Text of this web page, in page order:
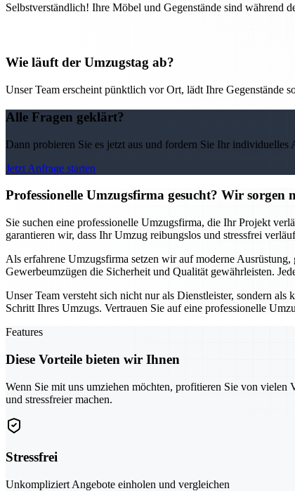
Selbstverständlich! Ihre Möbel und Gegenstände sind während
Wie läuft der Umzugstag ab?
Unser Team erscheint pünktlich vor Ort, lädt Ihre Gegenstände
Alle Fragen geklärt?
Dann probieren Sie es jetzt aus und fordern Sie Ihr individuelles
Jetzt Anfrage starten
Professionelle Umzugsfirma gesucht? Wir
Sie suchen eine professionelle Umzugsfirma, die Ihr Projekt
garantieren wir, dass Ihr Umzug reibungslos und stressfrei
Als erfahrene Umzugsfirma setzen wir auf moderne
Gewerbeumzügen die Sicherheit und Qualität gewährleisten.
Unser Team versteht sich nicht nur als Dienstleister, sondern
Schritt Ihres Umzugs. Vertrauen Sie auf eine professionelle
Features
Diese Vorteile bieten wir Ihnen
Wenn Sie mit uns umziehen möchten, profitieren Sie von
und stressfreier machen.
Stressfrei
Unkompliziert Angebote einholen und vergleichen